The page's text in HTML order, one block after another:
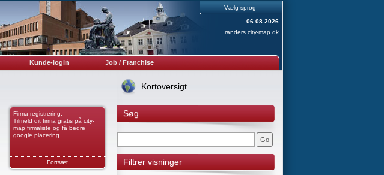
Vælg sprog
06.08.2026
randers.city-map.dk
Kunde-login Job / Franchise
Firma registrering:
Tilmeld dit firma gratis på city-
map firmaliste og få bedre
google placering...
Fortsæt
Kortoversigt
Søg
Filtrer visninger